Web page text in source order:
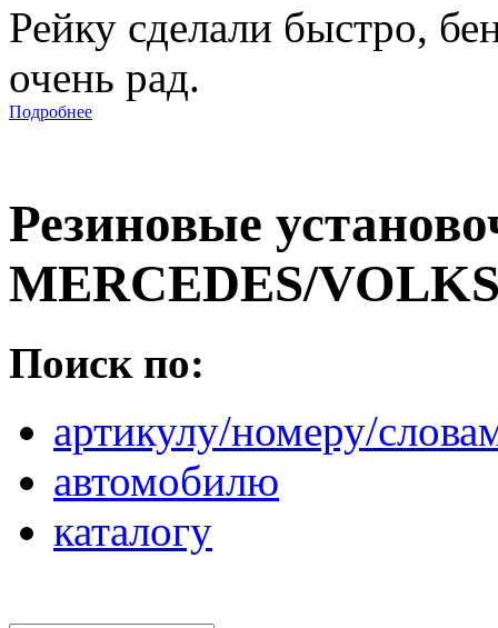
Рейку сделали быстро,
очень рад.
Подробнее
Резиновые
MERCEDES/
Поиск по:
артикулу/номеру/
автомобилю
каталогу